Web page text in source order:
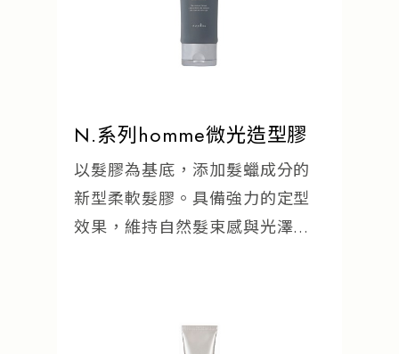
N.系列homme微光造型膠
以髮膠為基底，添加髮蠟成分的
新型柔軟髮膠。具備強力的定型
效果，維持自然髮束感與光澤